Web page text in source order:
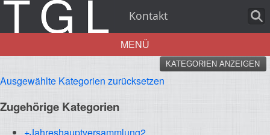
Kontakt
Aktuelles
MENÜ
KATEGORIEN ANZEIGEN
Ausgewählte Kategorien zurücksetzen
Zugehörige Kategorien
+Jahreshauptversammlung2